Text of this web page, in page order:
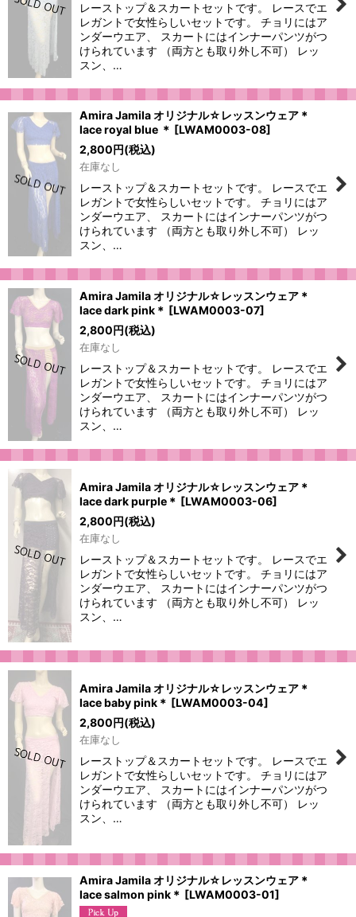
レーストップ＆スカートセットです。 レースでエ
レガントで女性らしいセットです。 チョリにはア
ンダーウエア、 スカートにはインナーパンツがつ
けられています （両方とも取り外し不可） レッ
スン、…
Amira Jamila オリジナル☆レッスンウェア＊
lace royal blue ＊ [LWAM0003-08]
2,800円(税込)
在庫なし
レーストップ＆スカートセットです。 レースでエ
レガントで女性らしいセットです。 チョリにはア
ンダーウエア、 スカートにはインナーパンツがつ
けられています （両方とも取り外し不可） レッ
スン、…
Amira Jamila オリジナル☆レッスンウェア＊
lace dark pink＊ [LWAM0003-07]
2,800円(税込)
在庫なし
レーストップ＆スカートセットです。 レースでエ
レガントで女性らしいセットです。 チョリにはア
ンダーウエア、 スカートにはインナーパンツがつ
けられています （両方とも取り外し不可） レッ
スン、…
Amira Jamila オリジナル☆レッスンウェア＊
lace dark purple＊ [LWAM0003-06]
2,800円(税込)
在庫なし
レーストップ＆スカートセットです。 レースでエ
レガントで女性らしいセットです。 チョリにはア
ンダーウエア、 スカートにはインナーパンツがつ
けられています （両方とも取り外し不可） レッ
スン、…
Amira Jamila オリジナル☆レッスンウェア＊
lace baby pink＊ [LWAM0003-04]
2,800円(税込)
在庫なし
レーストップ＆スカートセットです。 レースでエ
レガントで女性らしいセットです。 チョリにはア
ンダーウエア、 スカートにはインナーパンツがつ
けられています （両方とも取り外し不可） レッ
スン、…
Amira Jamila オリジナル☆レッスンウェア＊
lace salmon pink＊ [LWAM0003-01]